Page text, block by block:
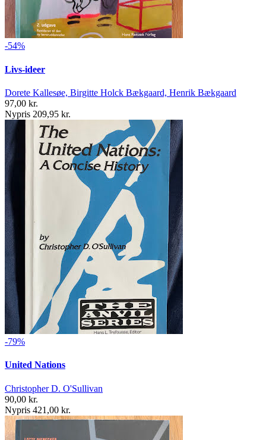
-54%
Livs-ideer
Dorete Kallesøe, Birgitte Holck Bækgaard, Henrik Bækgaard
97,00 kr.
Nypris 209,95 kr.
-79%
United Nations
Christopher D. O'Sullivan
90,00 kr.
Nypris 421,00 kr.